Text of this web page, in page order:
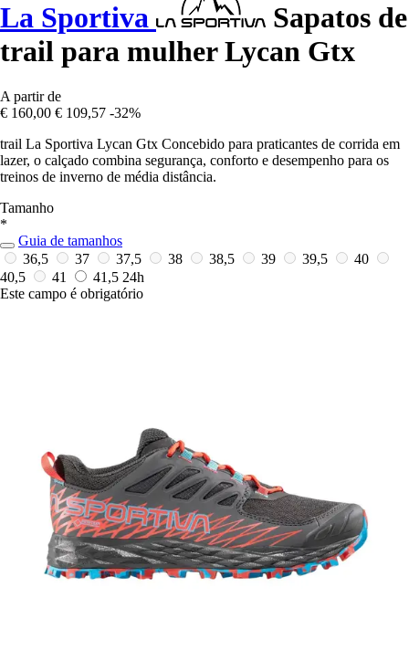
La Sportiva
Sapatos de
trail para mulher Lycan Gtx
A partir de
€ 160,00 € 109,57 -32%
trail La Sportiva Lycan Gtx Concebido para praticantes de corrida em
lazer, o calçado combina segurança, conforto e desempenho para os
treinos de inverno de média distância.
Tamanho
*
Guia de tamanhos
36,5
37 37,5 38 38,5 39 39,5
40
40,5
41 41,5 24h
Este campo é obrigatório